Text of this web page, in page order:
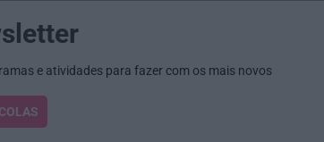
e atividades para fazer com os mais novos